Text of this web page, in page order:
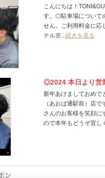
こんにちは！
す。◎駐車場について
せん。ご利用料金に
テル京...続きを見る
◎2024 本日より営
新年あけましておめで
（あおば通駅前）店
さんのお客様を笑顔に
ので本年もどうぞ宜し